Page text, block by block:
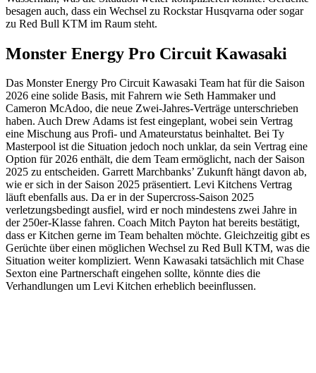
besagen auch, dass ein Wechsel zu Rockstar Husqvarna oder sogar
zu Red Bull KTM im Raum steht.
Monster Energy Pro Circuit Kawasaki
Das Monster Energy Pro Circuit Kawasaki Team hat für die Saison
2026 eine solide Basis, mit Fahrern wie Seth Hammaker und
Cameron McAdoo, die neue Zwei-Jahres-Verträge unterschrieben
haben. Auch Drew Adams ist fest eingeplant, wobei sein Vertrag
eine Mischung aus Profi- und Amateurstatus beinhaltet. Bei Ty
Masterpool ist die Situation jedoch noch unklar, da sein Vertrag eine
Option für 2026 enthält, die dem Team ermöglicht, nach der Saison
2025 zu entscheiden. Garrett Marchbanks’ Zukunft hängt davon ab,
wie er sich in der Saison 2025 präsentiert. Levi Kitchens Vertrag
läuft ebenfalls aus. Da er in der Supercross-Saison 2025
verletzungsbedingt ausfiel, wird er noch mindestens zwei Jahre in
der 250er-Klasse fahren. Coach Mitch Payton hat bereits bestätigt,
dass er Kitchen gerne im Team behalten möchte. Gleichzeitig gibt es
Gerüchte über einen möglichen Wechsel zu Red Bull KTM, was die
Situation weiter kompliziert. Wenn Kawasaki tatsächlich mit Chase
Sexton eine Partnerschaft eingehen sollte, könnte dies die
Verhandlungen um Levi Kitchen erheblich beeinflussen.